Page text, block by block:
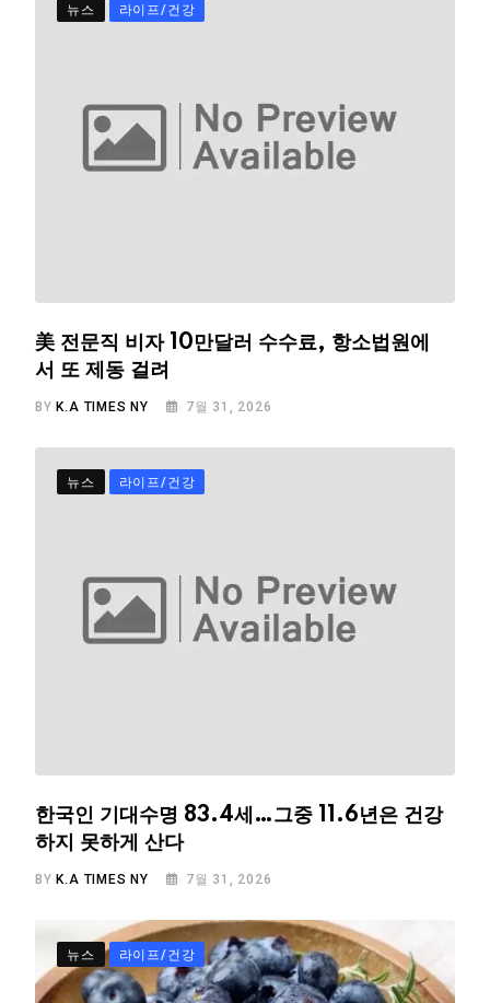
뉴스 라이프/건강
美 전문직 비자 10만달러 수수료, 항소법원에
서 또 제동 걸려
BY K.A TIMES NY 7월 31, 2026
뉴스 라이프/건강
한국인 기대수명 83.4세…그중 11.6년은 건강
하지 못하게 산다
BY K.A TIMES NY 7월 31, 2026
뉴스 라이프/건강